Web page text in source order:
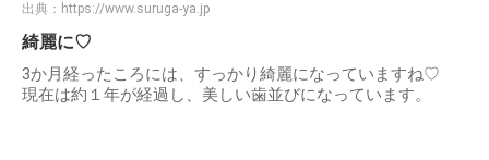
出典： https://www.suruga-ya.jp
綺麗に♡
3か月経ったころには、すっかり綺麗になっていますね♡
現在は約１年が経過し、美しい歯並びになっています。